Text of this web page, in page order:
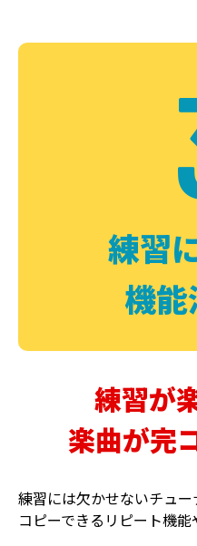
DELAY
練習
機能
練習が
楽曲が完
練習には欠かせないチュ
コピーできるリピート機